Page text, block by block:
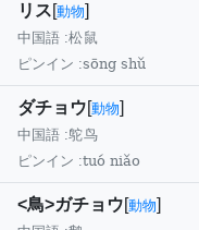
リス[動物]
中国語 :松鼠
ピンイン :sōng shǔ
ダチョウ[動物]
中国語 :鸵鸟
ピンイン :tuó niǎo
<鳥>ガチョウ[動物]